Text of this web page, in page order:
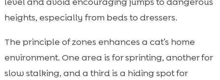
heights, especially from beds to dressers.
The principle of zones enhances a cat’s home
environment. One area is for sprinting, another for
slow stalking, and a third is a hiding spot for